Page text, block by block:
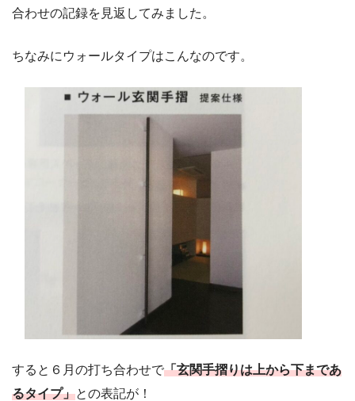
合わせの記録を見返してみました。
ちなみにウォールタイプはこんなのです。
すると６月の打ち合わせで「玄関手摺りは上から下まであ
るタイプ」との表記が！